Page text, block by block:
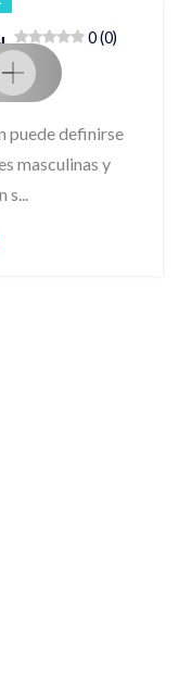
0 (0)
puede definirse
masculinas y
s...